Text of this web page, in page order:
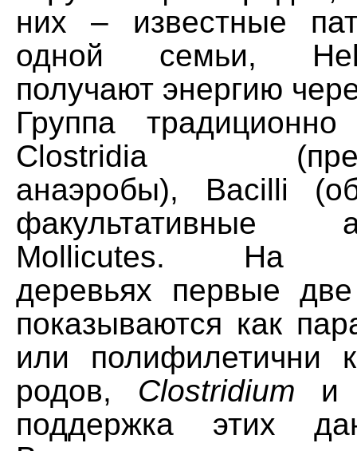
них – известные
одной семьи,
получают энергию
Группа
Clostridia
анаэробы), Bacilli
Mollicutes. На
деревьях первые
показываются как
или полифилетични
родов, Clostridium
поддержка этих